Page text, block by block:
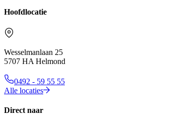
Hoofdlocatie
Wesselmanlaan 25
5707 HA Helmond
0492 - 59 55 55
Alle locaties
Direct naar